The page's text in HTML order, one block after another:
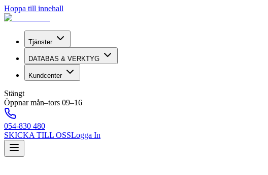
Hoppa till innehall
Tjänster
DATABAS & VERKTYG
Kundcenter
Stängt
Öppnar mån–tors 09–16
054-830 480
SKICKA TILL OSSLogga In